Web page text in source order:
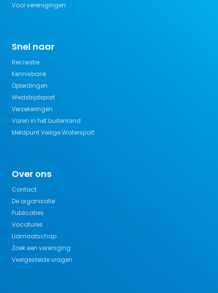
Voor verenigingen
Snel naar
Recreatie
Kennisbank
Opleidingen
Wedstrijdsport
Verzekeringen
Varen in het buitenland
Meldpunt Veilige Watersport
Over ons
Contact
De organisatie
Publicaties
Vacatures
Lidmaatschap
Zoek een vereniging
Veelgestelde vragen